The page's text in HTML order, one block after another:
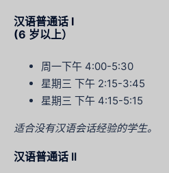
汉语普通话 I
(6 岁以上）
周一下午 4:00-5:30
星期三 下午 2:15-3:45
星期三 下午 4:15-5:15
适合没有汉语会话经验的学生。
汉语普通话 II